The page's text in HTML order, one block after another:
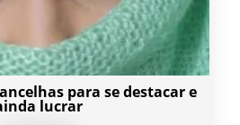
para se destacar e
lucrar